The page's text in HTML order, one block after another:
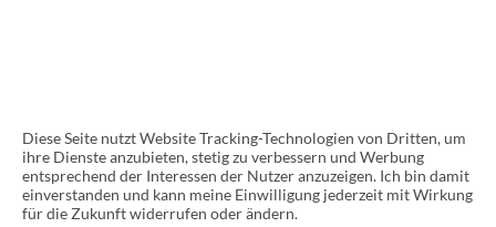
Diese Seite nutzt Website Tracking-Technologien von Dritten, um
ihre Dienste anzubieten, stetig zu verbessern und Werbung
entsprechend der Interessen der Nutzer anzuzeigen. Ich bin damit
einverstanden und kann meine Einwilligung jederzeit mit Wirkung
für die Zukunft widerrufen oder ändern.